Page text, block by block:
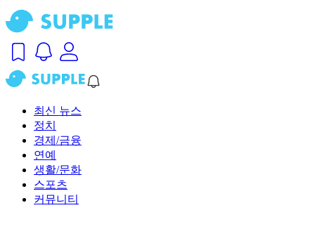
최신 뉴스
정치
경제/금융
연예
생활/문화
스포츠
커뮤니티